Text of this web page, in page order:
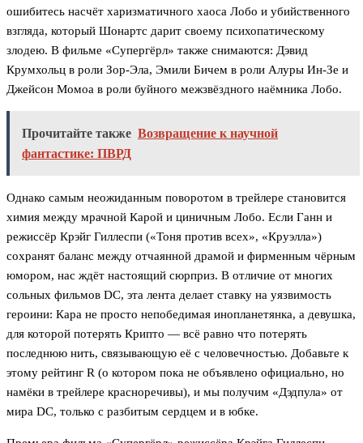
ошибитесь насчёт харизматичного хаоса Лобо и убийственного
взгляда, который Шонартс дарит своему психопатическому
злодею. В фильме «Супергёрл» также снимаются: Дэвид
Крумхольц в роли Зор-Эла, Эмили Бичем в роли Алуры Ин-Зе и
Джейсон Момоа в роли буйного межзвёздного наёмника Лобо.
Прочитайте также Возвращение к научной
фантастике: ПВРД
Однако самым неожиданным поворотом в трейлере становится
химия между мрачной Карой и циничным Лобо. Если Ганн и
режиссёр Крэйг Гиллеспи («Тоня против всех», «Круэлла»)
сохранят баланс между отчаянной драмой и фирменным чёрным
юмором, нас ждёт настоящий сюрприз. В отличие от многих
сольных фильмов DC, эта лента делает ставку на уязвимость
героини: Кара не просто непобедимая инопланетянка, а девушка,
для которой потерять Крипто — всё равно что потерять
последнюю нить, связывающую её с человечностью. Добавьте к
этому рейтинг R (о котором пока не объявлено официально, но
намёки в трейлере красноречивы), и мы получим «Дэдпула» от
мира DC, только с разбитым сердцем и в юбке.